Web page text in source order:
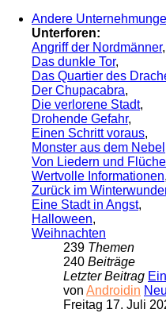
Andere
Unterforen:
Angriff der Nordmänner,
Das dunkle Tor,
Das Quartier des
Der Chupacabra,
Die verlorene Stadt,
Drohende Gefahr,
Einen Schritt voraus,
Monster aus dem Nebel
Von Liedern und
Wertvolle Informationen,
Zurück im
Eine Stadt in Angst,
Halloween,
Weihnachten
239 Themen
240 Beiträge
Letzter Beitrag
von Androidin
Freitag 17. Juli